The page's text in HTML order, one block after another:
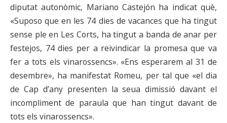
diputat autonòmic, Mariano Castejón ha indicat què,
«Suposo que en les 74 dies de vacances que ha tingut
sense ple en Les Corts, ha tingut a banda de anar per
festejos, 74 dies per a reivindicar la promesa que va
fer a tots els vinarossencs». «Ens esperarem al 31 de
desembre», ha manifestat Romeu, per tal que «el dia
de Cap d’any presenten la seua dimissió davant el
incompliment de paraula que han tingut davant de
tots els vinarossencs».